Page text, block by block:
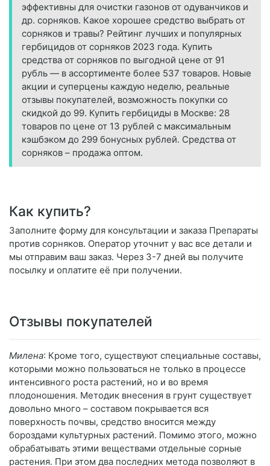
эффективны для очистки газонов от одуванчиков и
др. сорняков. Какое хорошее средство выбрать от
сорняков и травы? Рейтинг лучших и популярных
гербицидов от сорняков 2023 года. Купить
средства от сорняков по выгодной цене от 91
рубль — в ассортименте более 537 товаров. Новые
акции и суперцены каждую неделю, реальные
отзывы покупателей, возможность покупки со
скидкой до 99. Купить гербициды в Москве: 28
товаров по цене от 13 рублей с максимальным
кэшбэком до 299 бонусных рублей. Средства от
сорняков – продажа оптом.
Как купить?
Заполните форму для консультации и заказа Препараты
против сорняков. Оператор уточнит у вас все детали и
мы отправим ваш заказ. Через 3-7 дней вы получите
посылку и оплатите её при получении.
Отзывы покупателей
Милена: Кроме того, существуют специальные составы,
которыми можно пользоваться не только в процессе
интенсивного роста растений, но и во время
плодоношения. Методик внесения в грунт существует
довольно много – составом покрывается вся
поверхность почвы, средство вносится между
бороздами культурных растений. Помимо этого, можно
обрабатывать этими веществами отдельные сорные
растения. При этом два последних метода позволяют в